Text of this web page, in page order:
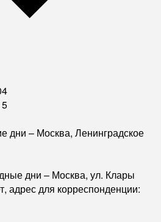
дни – Москва, Ленинградское
дни – Москва, ул. Клары
адрес для корреспонденции: